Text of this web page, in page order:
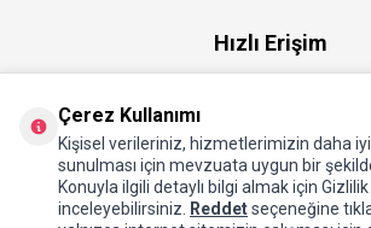
Hızlı Erişim
Hakkımızda
Çerez Kullanımı
Kişisel verileriniz, hizmetlerimizin daha
sunulması için mevzuata uygun bir
Konuyla ilgili detaylı bilgi almak için Gizlilik
inceleyebilirsiniz.
Reddetseçeneğine